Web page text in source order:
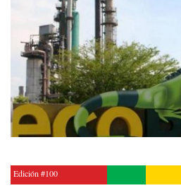
Edición #100